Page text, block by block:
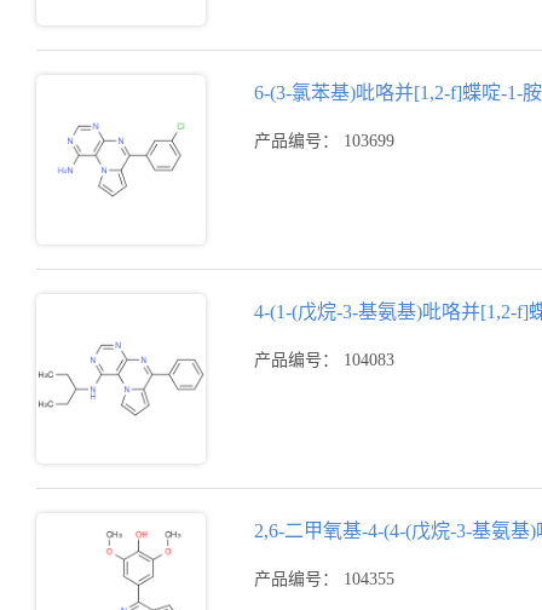
6-(3-氯苯基)吡咯并[1,2-f]蝶啶-1-胺
产品编号： 103699
4-(1-(戊烷-3-基氨基)吡咯并[1,2-f]
产品编号： 104083
2,6-二甲氧基-4-(4-(戊烷-3-基氨基
产品编号： 104355